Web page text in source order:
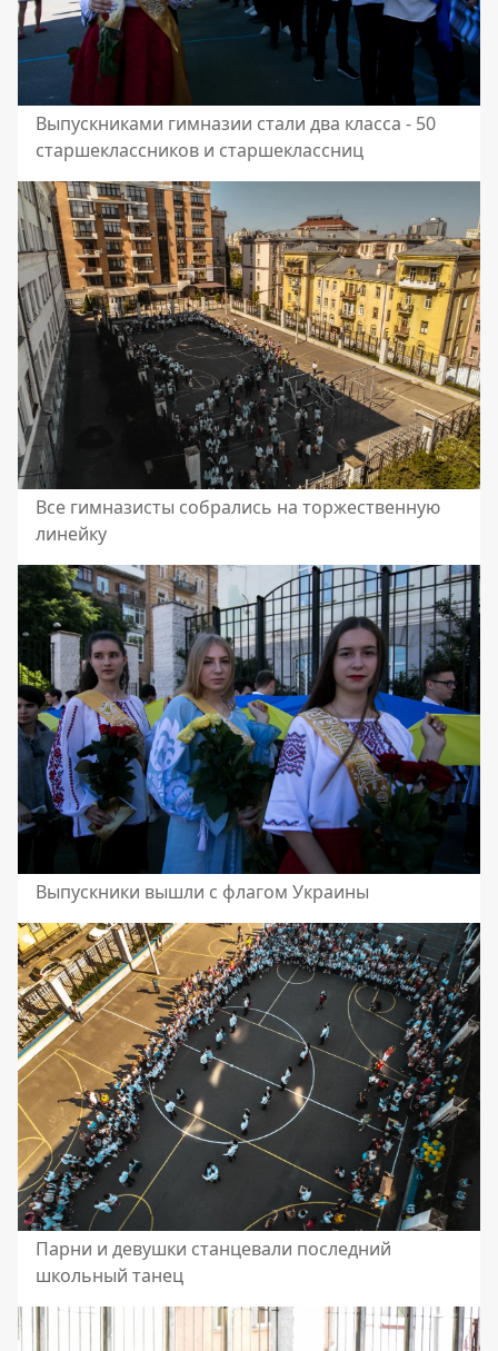
Выпускниками гимназии стали два класса - 50
старшеклассников и старшеклассниц
Все гимназисты собрались на торжественную
линейку
Выпускники вышли с флагом Украины
Парни и девушки станцевали последний
школьный танец